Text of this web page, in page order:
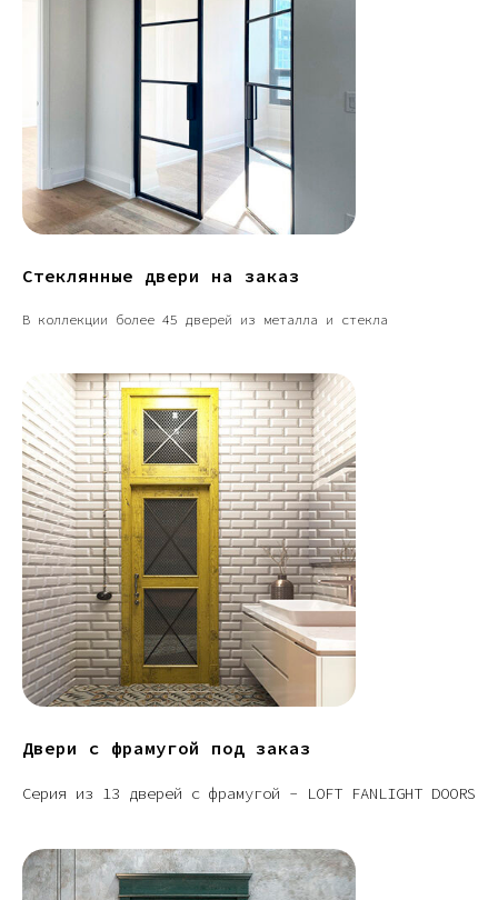
Стеклянные двери на заказ
В коллекции более 45 дверей из металла и стекла
Двери с фрамугой под заказ
Серия из 13 дверей с фрамугой - LOFT FANLIGHT DOORS